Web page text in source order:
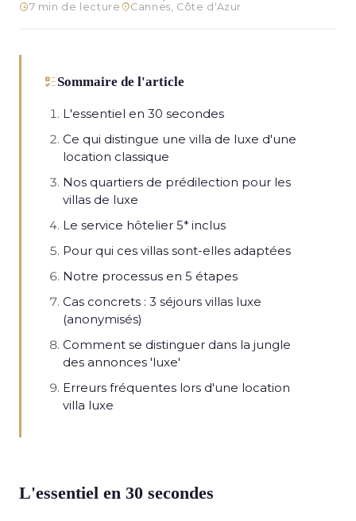
7 min de lecture
Cannes, Côte d'Azur
Sommaire de l'article
L'essentiel en 30 secondes
Ce qui distingue une villa de luxe d'une
location classique
Nos quartiers de prédilection pour les
villas de luxe
Le service hôtelier 5* inclus
Pour qui ces villas sont-elles adaptées
Notre processus en 5 étapes
Cas concrets : 3 séjours villas luxe
(anonymisés)
Comment se distinguer dans la jungle
des annonces 'luxe'
Erreurs fréquentes lors d'une location
villa luxe
L'essentiel en 30 secondes